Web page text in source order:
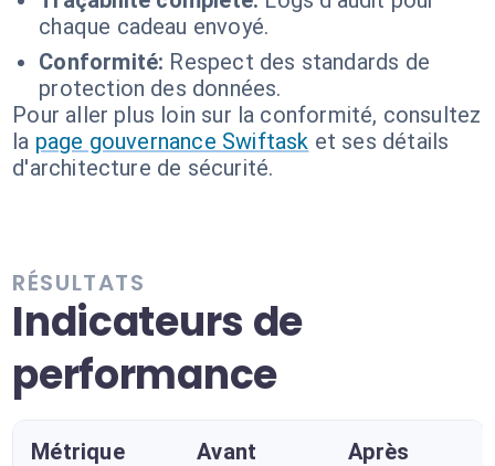
chaque cadeau envoyé.
Conformité: Respect des standards de
protection des données.
Pour aller plus loin sur la conformité, consultez
la page gouvernance Swiftask et ses détails
d'architecture de sécurité.
RÉSULTATS
Indicateurs de
performance
Métrique Avant Après